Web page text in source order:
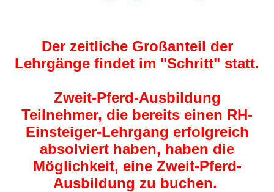
Der zeitliche Großanteil der
Lehrgänge findet im "Schritt" statt.
Zweit-Pferd-Ausbildung
Teilnehmer, die bereits einen RH-
Einsteiger-Lehrgang erfolgreich
absolviert haben, haben die
Möglichkeit, eine Zweit-Pferd-
Ausbildung zu buchen.